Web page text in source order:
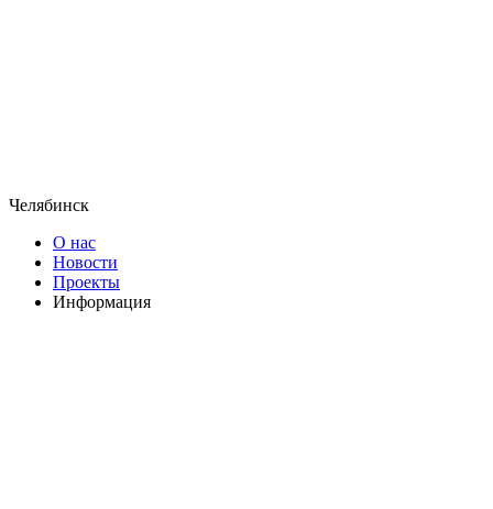
Челябинск
О нас
Новости
Проекты
Информация